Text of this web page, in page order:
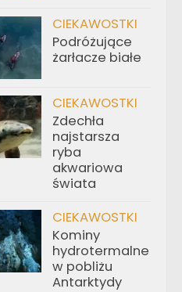
CIEKAWOSTKI
Podróżujące
żarłacze białe
CIEKAWOSTKI
Zdechła
najstarsza
ryba
akwariowa
świata
CIEKAWOSTKI
Kominy
hydrotermalne
w pobliżu
Antarktydy